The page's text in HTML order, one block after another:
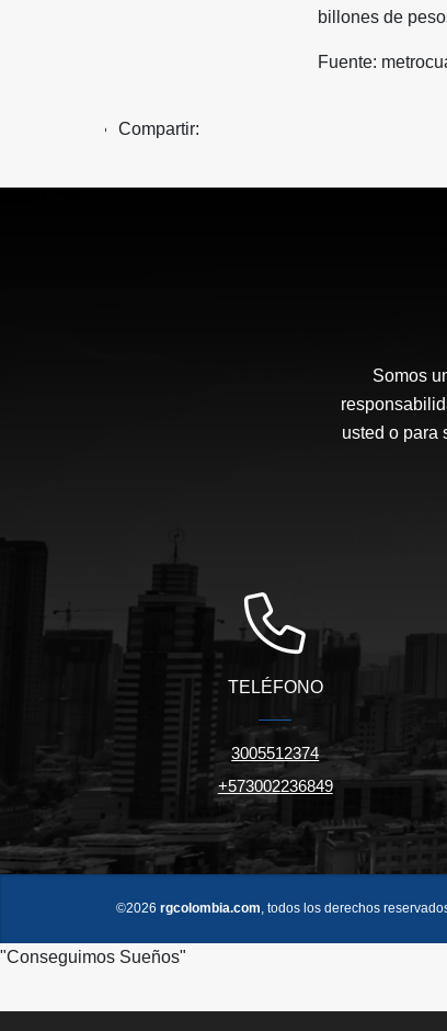
billones de
Fuente:
Compartir:
Somos
usted o para
TELÉFONO
3005512374
+573002236849
©2026 rgcolombia.com , todos los derechos
"Conseguimos Sueños"